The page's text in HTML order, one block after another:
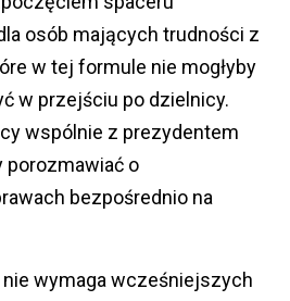
osób mających trudności z
w tej formule nie mogłyby
w przejściu po dzielnicy.
wspólnie z prezydentem
porozmawiać o
bezpośrednio na
nie wymaga wcześniejszych